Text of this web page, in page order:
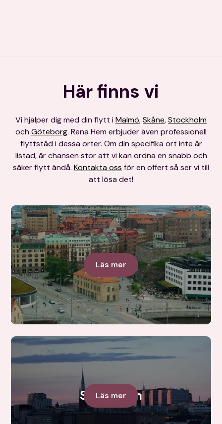
Här finns vi
Vi hjälper dig med din flytt i Malmö,Skåne,Stockholm
och Göteborg. Rena Hem erbjuder även professionell
flyttstäd i dessa orter. Om din specifika ort inte är
listad, är chansen stor att vi kan ordna en snabb och
säker flytt ändå. Kontakta oss för en offert så ser vi till
att lösa det!
Göteborg
Läs mer
Stockholm
Läs mer